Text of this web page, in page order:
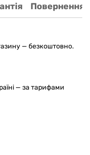
Повернення
— безкоштовно.
— за тарифами